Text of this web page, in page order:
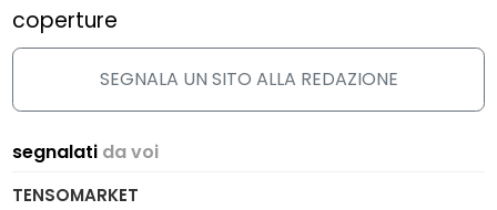
coperture
SEGNALA UN SITO ALLA REDAZIONE
segnalati da voi
TENSOMARKET